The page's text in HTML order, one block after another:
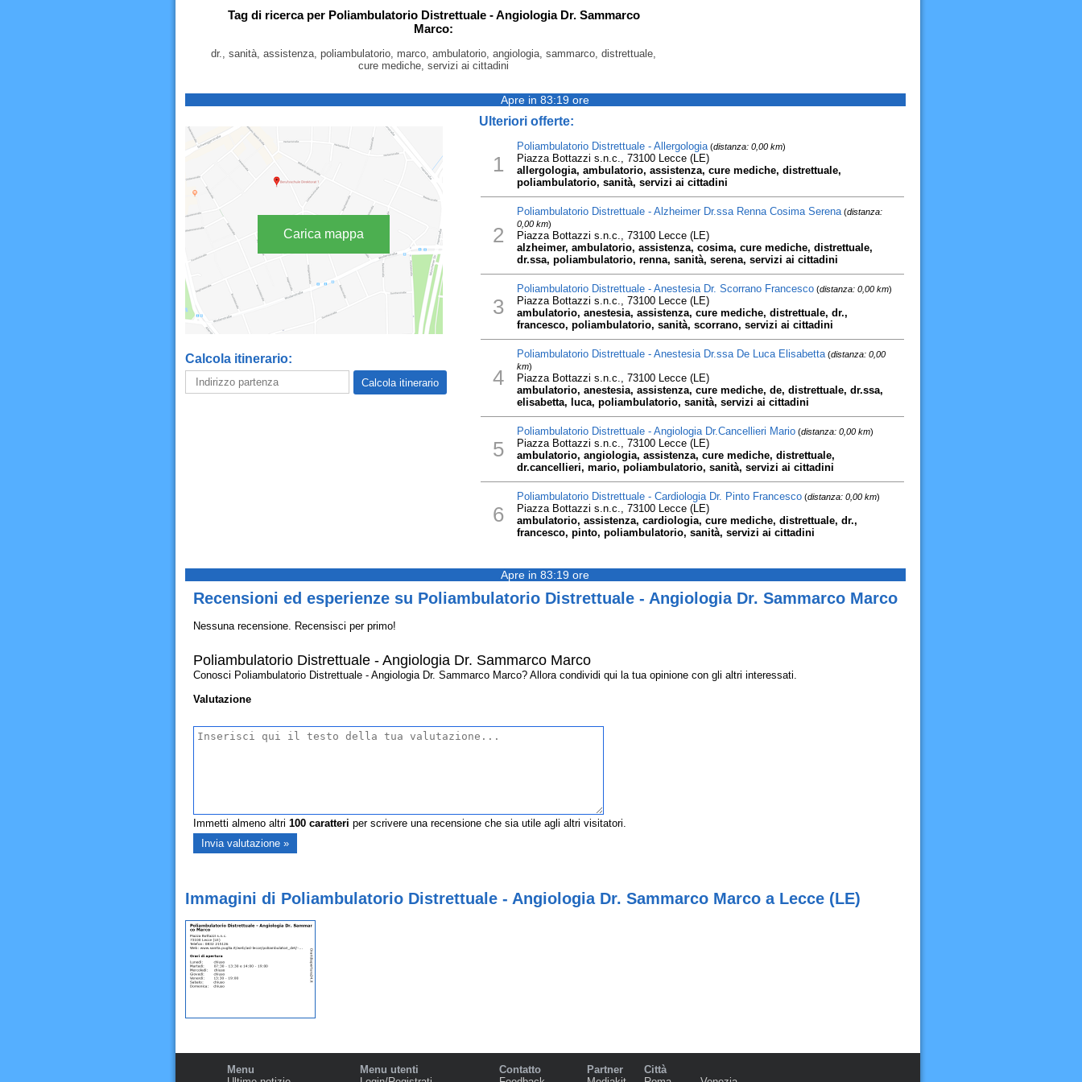
Tag di ricerca per Poliambulatorio Distrettuale - Angiologia Dr. Sammarco
Marco:
dr., sanità, assistenza, poliambulatorio, marco, ambulatorio, angiologia, sammarco, distrettuale,
cure mediche, servizi ai cittadini
Apre in 83:19 ore
Carica mappa
Calcola itinerario:
Ulteriori offerte:
1
Poliambulatorio Distrettuale - Allergologia(distanza: 0,00 km)
Piazza Bottazzi s.n.c., 73100 Lecce (LE)
allergologia, ambulatorio, assistenza, cure mediche, distrettuale,
poliambulatorio, sanità, servizi ai cittadini
2
Poliambulatorio Distrettuale - Alzheimer Dr.ssa Renna Cosima Serena(distanza:
0,00 km)
Piazza Bottazzi s.n.c., 73100 Lecce (LE)
alzheimer, ambulatorio, assistenza, cosima, cure mediche, distrettuale,
dr.ssa, poliambulatorio, renna, sanità, serena, servizi ai cittadini
3
Poliambulatorio Distrettuale - Anestesia Dr. Scorrano Francesco(distanza: 0,00 km)
Piazza Bottazzi s.n.c., 73100 Lecce (LE)
ambulatorio, anestesia, assistenza, cure mediche, distrettuale, dr.,
francesco, poliambulatorio, sanità, scorrano, servizi ai cittadini
4
Poliambulatorio Distrettuale - Anestesia Dr.ssa De Luca Elisabetta(distanza: 0,00
km)
Piazza Bottazzi s.n.c., 73100 Lecce (LE)
ambulatorio, anestesia, assistenza, cure mediche, de, distrettuale, dr.ssa,
elisabetta, luca, poliambulatorio, sanità, servizi ai cittadini
5
Poliambulatorio Distrettuale - Angiologia Dr.Cancellieri Mario(distanza: 0,00 km)
Piazza Bottazzi s.n.c., 73100 Lecce (LE)
ambulatorio, angiologia, assistenza, cure mediche, distrettuale,
dr.cancellieri, mario, poliambulatorio, sanità, servizi ai cittadini
6
Poliambulatorio Distrettuale - Cardiologia Dr. Pinto Francesco(distanza: 0,00 km)
Piazza Bottazzi s.n.c., 73100 Lecce (LE)
ambulatorio, assistenza, cardiologia, cure mediche, distrettuale, dr.,
francesco, pinto, poliambulatorio, sanità, servizi ai cittadini
Apre in 83:19 ore
Recensioni ed esperienze su Poliambulatorio Distrettuale - Angiologia Dr. Sammarco Marco
Nessuna recensione. Recensisci per primo!
Poliambulatorio Distrettuale - Angiologia Dr. Sammarco Marco
Conosci Poliambulatorio Distrettuale - Angiologia Dr. Sammarco Marco? Allora condividi qui la tua opinione con gli altri interessati.
Valutazione
Immetti almeno altri 100caratteri per scrivere una recensione che sia utile agli altri visitatori.
Immagini di Poliambulatorio Distrettuale - Angiologia Dr. Sammarco Marco a Lecce (LE)
Menu
Menu utenti
Contatto
Partner
Città